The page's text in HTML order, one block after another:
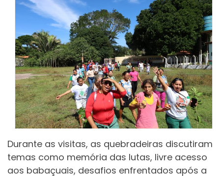
Durante as visitas, as quebradeiras discutiram
temas como memória das lutas, livre acesso
aos babaçuais, desafios enfrentados após a